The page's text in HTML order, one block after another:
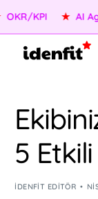
KPI ★ AI
5
IDENFIT EDITÖR